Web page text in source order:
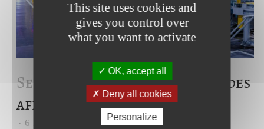
Sep 2024
Droit commercial et des
affaires – septembre 2024
6
This site uses cookies and
gives you control over
what you want to activate
OK, accept all
Deny all cookies
Personalize